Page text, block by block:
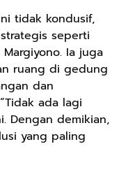
tidak kondusif,
seperti
Margiyono. Ia juga
ruang di gedung
dan
ada lagi
Dengan demikian,
yang paling